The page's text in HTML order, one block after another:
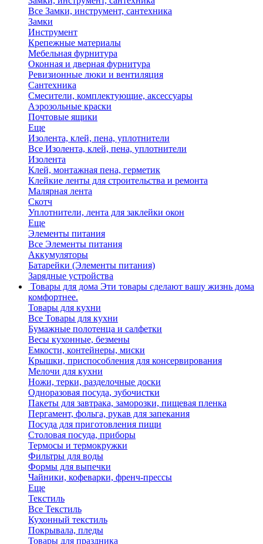
Все Замки, инструмент, сантехника
Замки
Инструмент
Крепежные материалы
Мебельная фурнитура
Оконная и дверная фурнитура
Ревизионные люки и вентиляция
Сантехника
Смесители, комплектующие, аксессуары
Аэрозольные краски
Почтовые ящики
Еще
Изолента, клей, пена, уплотнители
Все Изолента, клей, пена, уплотнители
Изолента
Клей, монтажная пена, герметик
Клейкие ленты для строительства и ремонта
Малярная лента
Скотч
Уплотнители, лента для заклейки окон
Еще
Элементы питания
Все Элементы питания
Аккумуляторы
Батарейки (Элементы питания)
Зарядные устройства
Товары для дома Эти товары сделают вашу жизнь дома
комфортнее.
Товары для кухни
Все Товары для кухни
Бумажные полотенца и салфетки
Весы кухонные, безмены
Емкости, контейнеры, миски
Крышки, приспособления для консервирования
Мелочи для кухни
Ножи, терки, разделочные доски
Одноразовая посуда, зубочистки
Пакеты для завтрака, заморозки, пищевая пленка
Пергамент, фольга, рукав для запекания
Посуда для приготовления пищи
Столовая посуда, приборы
Термосы и термокружки
Фильтры для воды
Формы для выпечки
Чайники, кофеварки, френч-прессы
Еще
Текстиль
Все Текстиль
Кухонный текстиль
Покрывала, пледы
Товары для праздника